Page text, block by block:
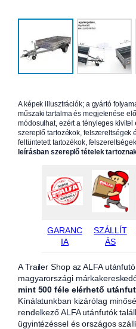
A képek illusztrációk; a gyártó
műszaki tartalma és megjelenése
módosulhat, ezért a tényleges kivitel
szereplő tartozékok, felszereltségek
feltüntetett tartozékok,
leírásban szereplő tételek
GARANC
IA
SZÁLLÍT
ÁS
A Trailer Shop az ALFA
magyarországi
mint 500 féle elérhető
Kínálatunkban kizárólag
rendelkező ALFA utánfutók
ügyintézéssel és országos